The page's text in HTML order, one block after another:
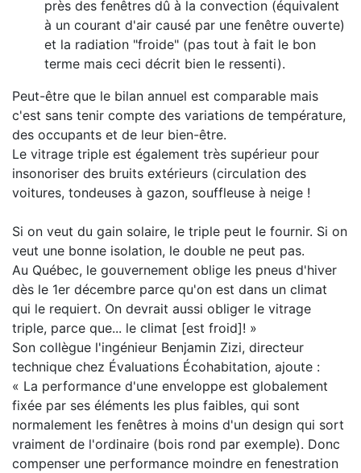
près des fenêtres dû à la convection (équivalent
à un courant d'air causé par une fenêtre ouverte)
et la radiation "froide" (pas tout à fait le bon
terme mais ceci décrit bien le ressenti).
Peut-être que le bilan annuel est comparable mais
c'est sans tenir compte des variations de température,
des occupants et de leur bien-être.
Le vitrage triple est également très supérieur pour
insonoriser des bruits extérieurs (circulation des
voitures, tondeuses à gazon, souffleuse à neige !
Si on veut du gain solaire, le triple peut le fournir. Si on
veut une bonne isolation, le double ne peut pas.
Au Québec, le gouvernement oblige les pneus d'hiver
dès le 1er décembre parce qu'on est dans un climat
qui le requiert. On devrait aussi obliger le vitrage
triple, parce que... le climat [est froid]! »
Son collègue l'ingénieur Benjamin Zizi, directeur
technique chez Évaluations Écohabitation, ajoute :
« La performance d'une enveloppe est globalement
fixée par ses éléments les plus faibles, qui sont
normalement les fenêtres à moins d'un design qui sort
vraiment de l'ordinaire (bois rond par exemple). Donc
compenser une performance moindre en fenestration